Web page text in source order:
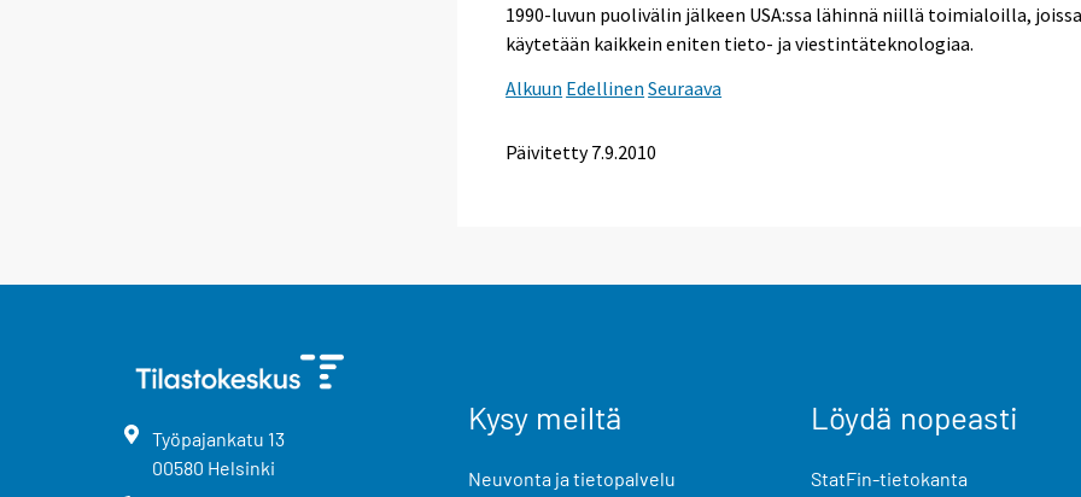
1990-luvun puolivälin jälkeen USA:ssa lähinnä niillä toimialoilla, joissa
käytetään kaikkein eniten tieto- ja viestintäteknologiaa.
Alkuun Edellinen Seuraava
Päivitetty 7.9.2010
Työpajankatu 13
00580 Helsinki
Kysy meiltä
Neuvonta ja tietopalvelu
Löydä nopeasti
StatFin-tietokanta